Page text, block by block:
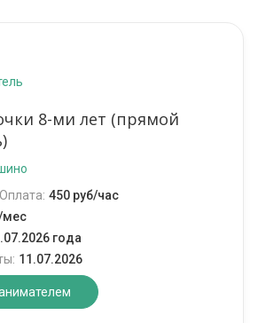
8-ми лет (прямой
Оплата: 450 руб/час
мес
года
11.07.2026